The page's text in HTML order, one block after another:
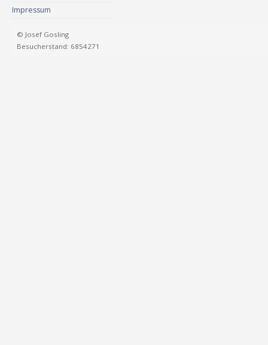
Impressum
© Josef Gosling
Besucherstand: 6854271